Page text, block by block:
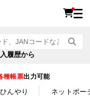
履歴から
種帳票出力可能
ひんやり ネットポー